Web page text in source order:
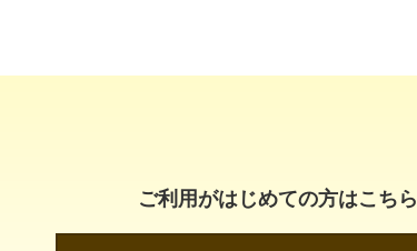
ご利用がはじめての方はこちら